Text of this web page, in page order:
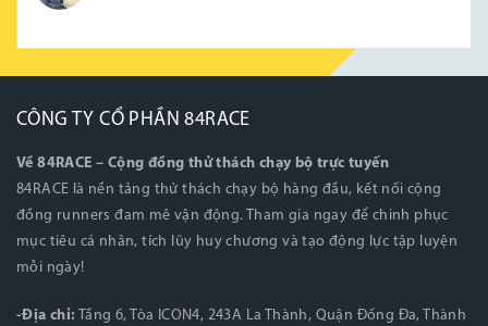
CÔNG TY CỔ PHẦN 84RACE
Về 84RACE – Cộng đồng thử thách chạy bộ trực tuyến
84RACE là nền tảng thử thách chạy bộ hàng đầu, kết nối cộng
đồng runners đam mê vận động. Tham gia ngay để chinh phục
mục tiêu cá nhân, tích lũy huy chương và tạo động lực tập luyện
mỗi ngày!
-Địa chỉ: Tầng 6, Tòa ICON4, 243A La Thành, Quận Đống Đa, Thành